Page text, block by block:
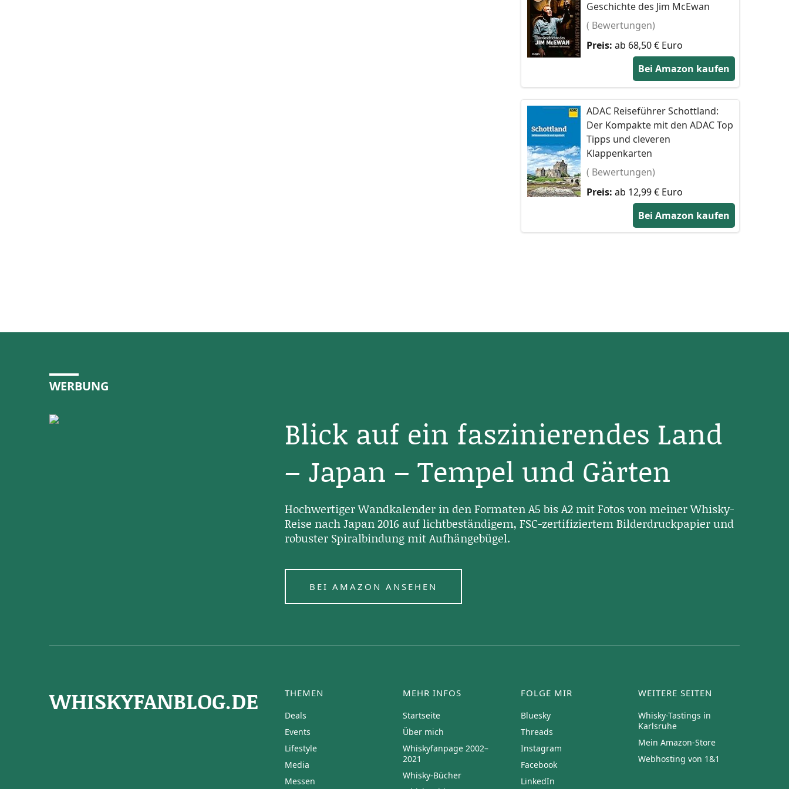
Geschichte des Jim McEwan
( Bewertungen)
Preis: ab 68,50 € Euro
Bei Amazon kaufen
ADAC Reiseführer Schottland:
Der Kompakte mit den ADAC Top
Tipps und cleveren
Klappenkarten
( Bewertungen)
Preis: ab 12,99 € Euro
Bei Amazon kaufen
WERBUNG
Blick auf ein faszinierendes Land
– Japan – Tempel und Gärten
Hochwertiger Wandkalender in den Formaten A5 bis A2 mit Fotos von meiner Whisky-
Reise nach Japan 2016 auf lichtbeständigem, FSC-zertifiziertem Bilderdruckpapier und
robuster Spiralbindung mit Aufhängebügel.
BEI AMAZON ANSEHEN
WHISKYFANBLOG.DE THEMEN
Deals
Events
Lifestyle
Media
Messen
MEHR INFOS
Startseite
Über mich
Whiskyfanpage 2002–
2021
Whisky-Bücher
FOLGE MIR
Bluesky
Threads
Instagram
Facebook
LinkedIn
WEITERE SEITEN
Whisky-Tastings in
Karlsruhe
Mein Amazon-Store
Webhosting von 1&1